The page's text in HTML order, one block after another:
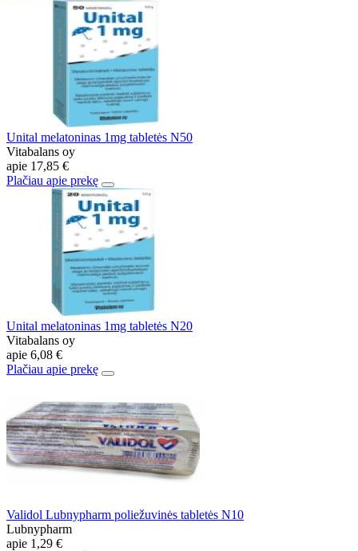
Unital melatoninas 1mg tabletės N50
Vitabalans oy
apie 17,85 €
Plačiau apie prekę
Unital melatoninas 1mg tabletės N20
Vitabalans oy
apie 6,08 €
Plačiau apie prekę
Validol Lubnypharm poliežuvinės tabletės N10
Lubnypharm
apie 1,29 €